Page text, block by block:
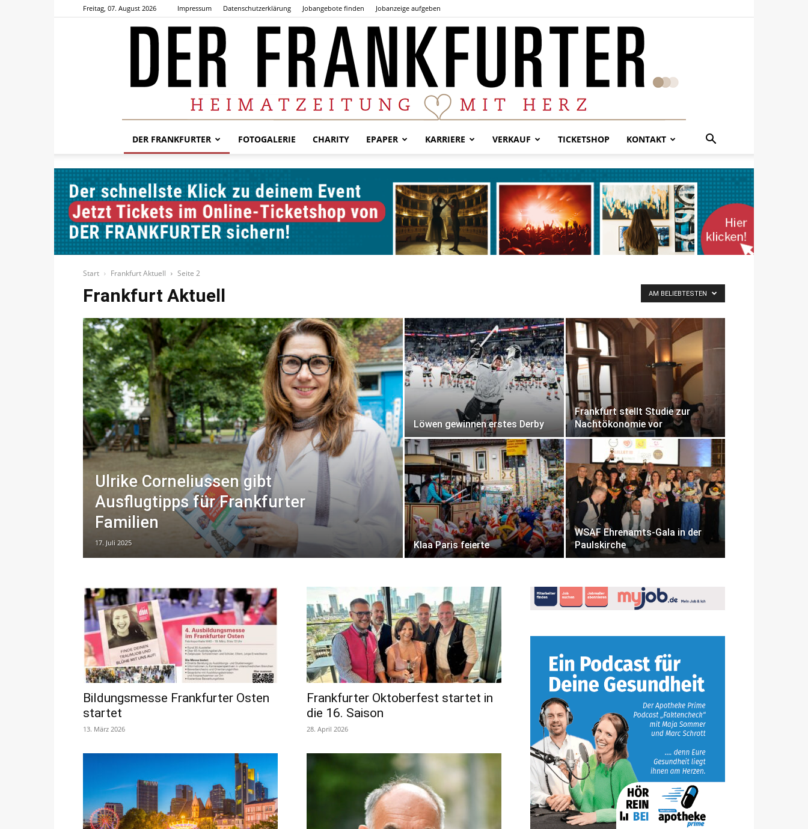
Freitag, 07. August 2026 Impressum Datenschutzerklärung Jobangebote finden Jobanzeige aufgeben
Frankfurter
DER FRANKFURTER FOTOGALERIE CHARITY EPAPER KARRIERE VERKAUF TICKETSHOP KONTAKT
Start Frankfurt Aktuell Seite 2
Frankfurt Aktuell AM BELIEBTESTEN
Ulrike Corneliussen gibt
Ausflugtipps für Frankfurter
Familien
17. Juli 2025
Löwen gewinnen erstes Derby
Frankfurt stellt Studie zur
Nachtökonomie vor
Klaa Paris feierte
WSAF Ehrenamts-Gala in der
Paulskirche
Bildungsmesse Frankfurter Osten
startet
13. März 2026
Frankfurter Oktoberfest startet in
die 16. Saison
28. April 2026